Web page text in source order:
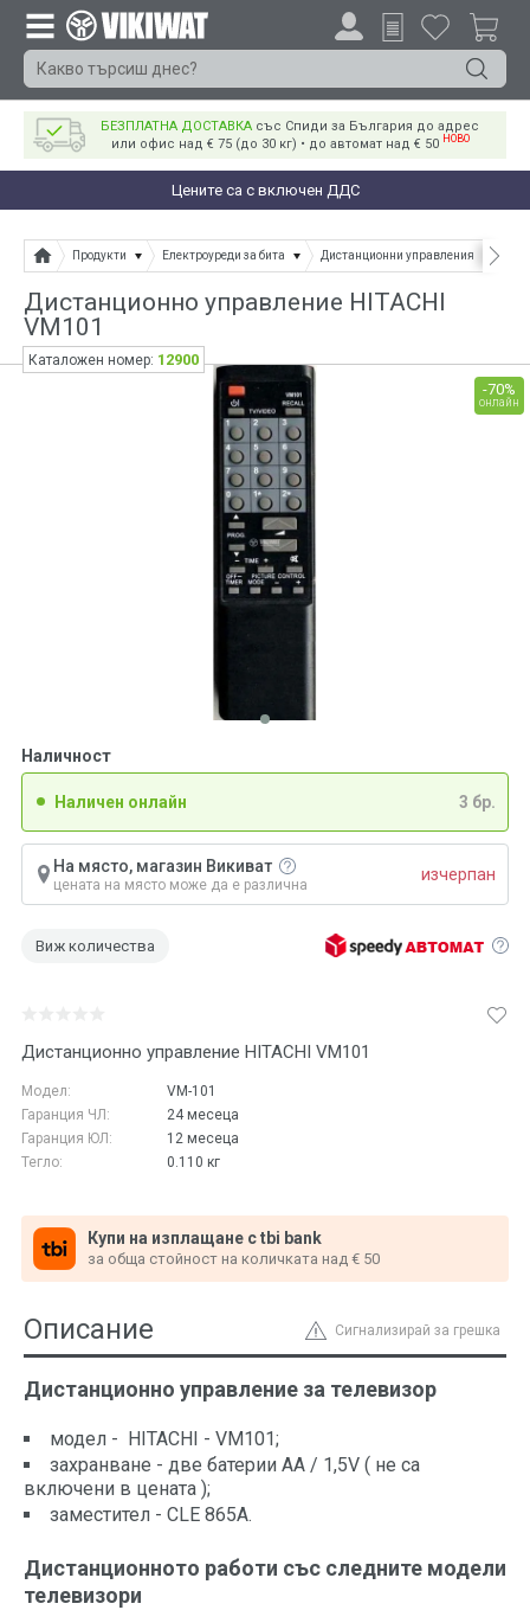
БЕЗПЛАТНА ДОСТАВКА със Спиди за България до адрес
или офис над € 75 (до 30 кг) • до автомат над € 50 НОВО
Цените са с включен ДДС
Продукти Електроуреди за бита Дистанционни управления
Дистанционно управление HITACHI
VM101
Дистанционно управление HITACHI VM101
Модел:
VM-101
Гаранция ЧЛ:
24 месеца
Гаранция ЮЛ:
12 месеца
Тегло:
0.110 кг
Купи на изплащане с tbi bank
за обща стойност на количката над € 50
Наличност
Наличен онлайн 3 бр.
На място, магазин Викиват
цената на място може да е различна
изчерпан
Виж количества
-70%
онлайн
Каталожен номер: 12900
Сигнализирай за грешка
Описание
Дистанционно управление за телевизор
модел - HITACHI - VM101;
захранване - две батерии АА / 1,5V ( не са
включени в цената );
заместител - CLE 865A.
Дистанционното работи със следните модели
телевизори